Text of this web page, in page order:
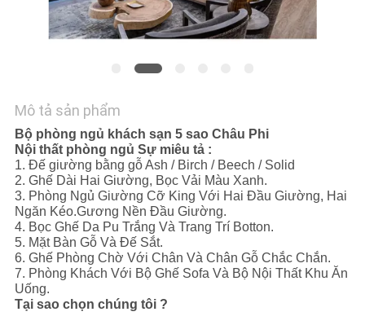
WEB
PRIVACY
POLICY
Mô tả sản phẩm
Bộ phòng ngủ khách sạn 5 sao Châu Phi
Nội thất phòng ngủ Sự miêu tả :
1. Đế giường bằng gỗ Ash / Birch / Beech / Solid
2. Ghế Dài Hai Giường, Bọc Vải Màu Xanh.
3. Phòng Ngủ Giường Cỡ King Với Hai Đầu Giường, Hai
Ngăn Kéo.Gương Nền Đầu Giường.
4. Bọc Ghế Da Pu Trắng Và Trang Trí Botton.
5. Mặt Bàn Gỗ Và Đế Sắt.
6. Ghế Phòng Chờ Với Chân Và Chân Gỗ Chắc Chắn.
7. Phòng Khách Với Bộ Ghế Sofa Và Bộ Nội Thất Khu Ăn
Uống.
Tại sao chọn chúng tôi ?